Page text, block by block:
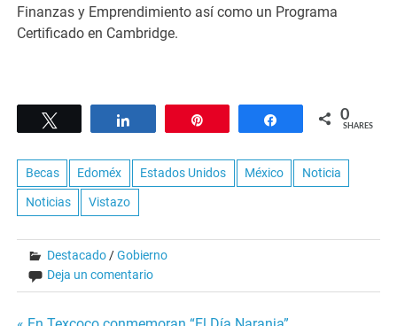
Finanzas y Emprendimiento así como un Programa
Certificado en Cambridge.
Share 0
SHARES
Becas Edoméx Estados Unidos México Noticia
Noticias Vistazo
Destacado/Gobierno
Deja un comentario